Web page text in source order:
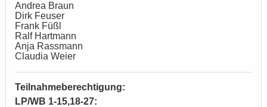
Andrea Braun
Dirk Feuser
Frank Füßl
Ralf Hartmann
Anja Rassmann
Claudia Weier
Teilnahmeberechtigung:
LP/WB 1-15,18-27: